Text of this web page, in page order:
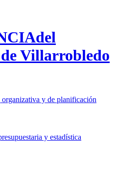
del
Villarrobledo
y de planificación
y estadística